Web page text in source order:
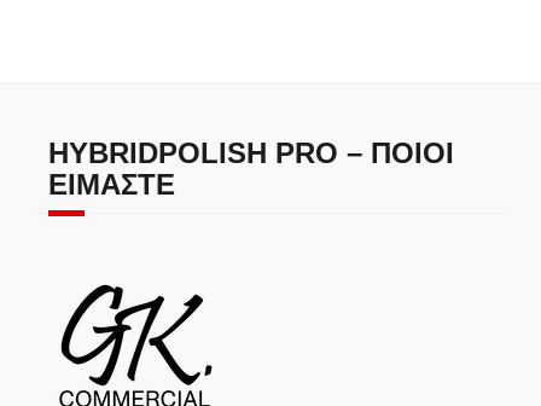
HYBRIDPOLISH PRO – ΠΟΙΟΙ
ΕΊΜΑΣΤΕ